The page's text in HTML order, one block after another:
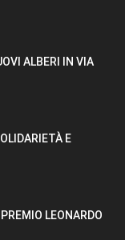
ALBERI IN VIA
E
LEONARDO